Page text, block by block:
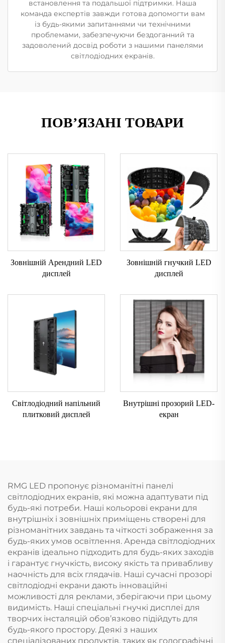
встановлення та подальшої підтримки. Наша
команда експертів завжди готова допомогти вам
із будь-якими запитаннями чи технічними
проблемами, забезпечуючи бездоганний та
задоволений досвід роботи з нашими панелями
світлодіодних екранів.
ПОВ’ЯЗАНІ ТОВАРИ
Зовнішній Арендний LED
дисплей
Зовнішній гнучкий LED
дисплей
Світлодіодний напільний
плитковий дисплей
Внутрішні прозорий LED-
екран
RMG LED пропонує різноманітні панелі
світлодіодних екранів, які можна адаптувати під
будь-які потреби. Наші кольорові екрани для
внутрішніх і зовнішніх приміщень створені для
різноманітних завдань та чіткості зображення за
будь-яких умов освітлення. Аренда світлодіодних
екранів ідеально підходить для будь-яких заходів
і гарантує гнучкість, високу якість та привабливу
наочність для всіх глядачів. Наші сучасні прозорі
світлодіодні екрани дають інноваційні
можливості для реклами, зберігаючи при цьому
видимість. Наші спеціальні гнучкі дисплеї для
творчих інсталяцій обов’язково підійдуть для
будь-якого простору. Деякі з наших
спеціалізованих продуктів, таких як голографічні